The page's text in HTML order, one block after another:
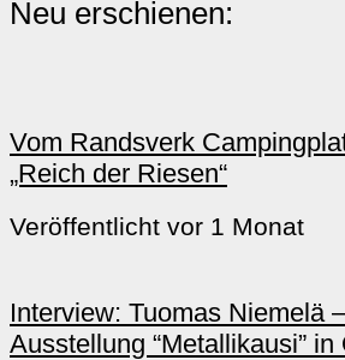
Neu erschienen:
Vom Randsverk
„Reich der Riesen“
Veröffentlicht vor 1 Monat
Interview: Tuomas Niemelä
Ausstellung “Metallikausi” in